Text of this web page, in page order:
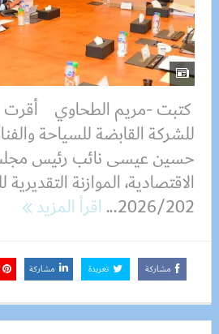
كتبت -مريم الطحاوي أقرت
للشركة القابضة للسياحة
حسين عيسى نائب رئيس
الاقتصادية، الموازنة التقديرية
2026/202... اقرأ المزيد
مشاركة تغريدة مشاركة